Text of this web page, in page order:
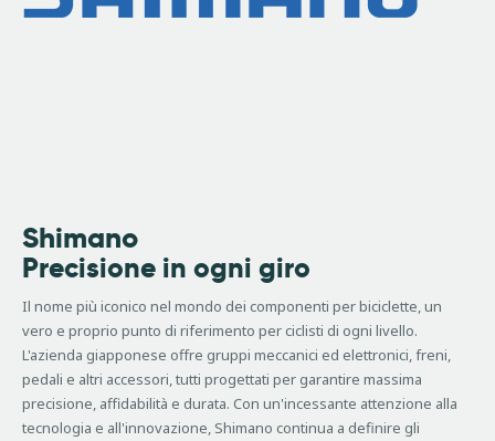
Shimano
Precisione in ogni giro
Il nome più iconico nel mondo dei componenti per biciclette, un
vero e proprio punto di riferimento per ciclisti di ogni livello.
L'azienda giapponese offre gruppi meccanici ed elettronici, freni,
pedali e altri accessori, tutti progettati per garantire massima
precisione, affidabilità e durata. Con un'incessante attenzione alla
tecnologia e all'innovazione, Shimano continua a definire gli